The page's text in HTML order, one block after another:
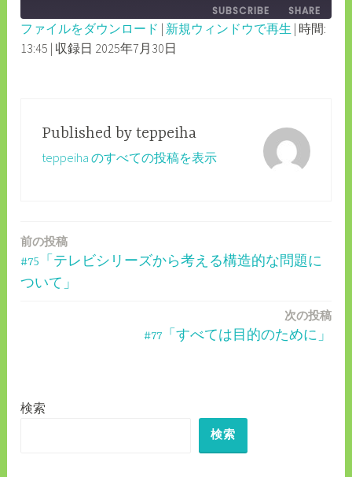
10
SECONDS
FORWARD
30
SUBSCRIBE SHARE
SHARE
ファイルをダウンロード | 新規ウィンドウで再生 | 時間:
13:45 | 収録日 2025年7月30日
Published by teppeiha
teppeiha のすべての投稿を表示
投
稿
シ
前の投稿
#75「テレビシリーズから考える構造的な問題に
ついて」
次の投稿
#77「すべては目的のために」
検索
検索